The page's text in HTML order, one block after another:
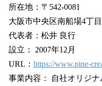
所在地：〒542-0081
大阪市中央区南船場4丁
代表者：松井 良行
設立： 2007年12月
URL： https://www.pine-
事業内容： 自社オリジ